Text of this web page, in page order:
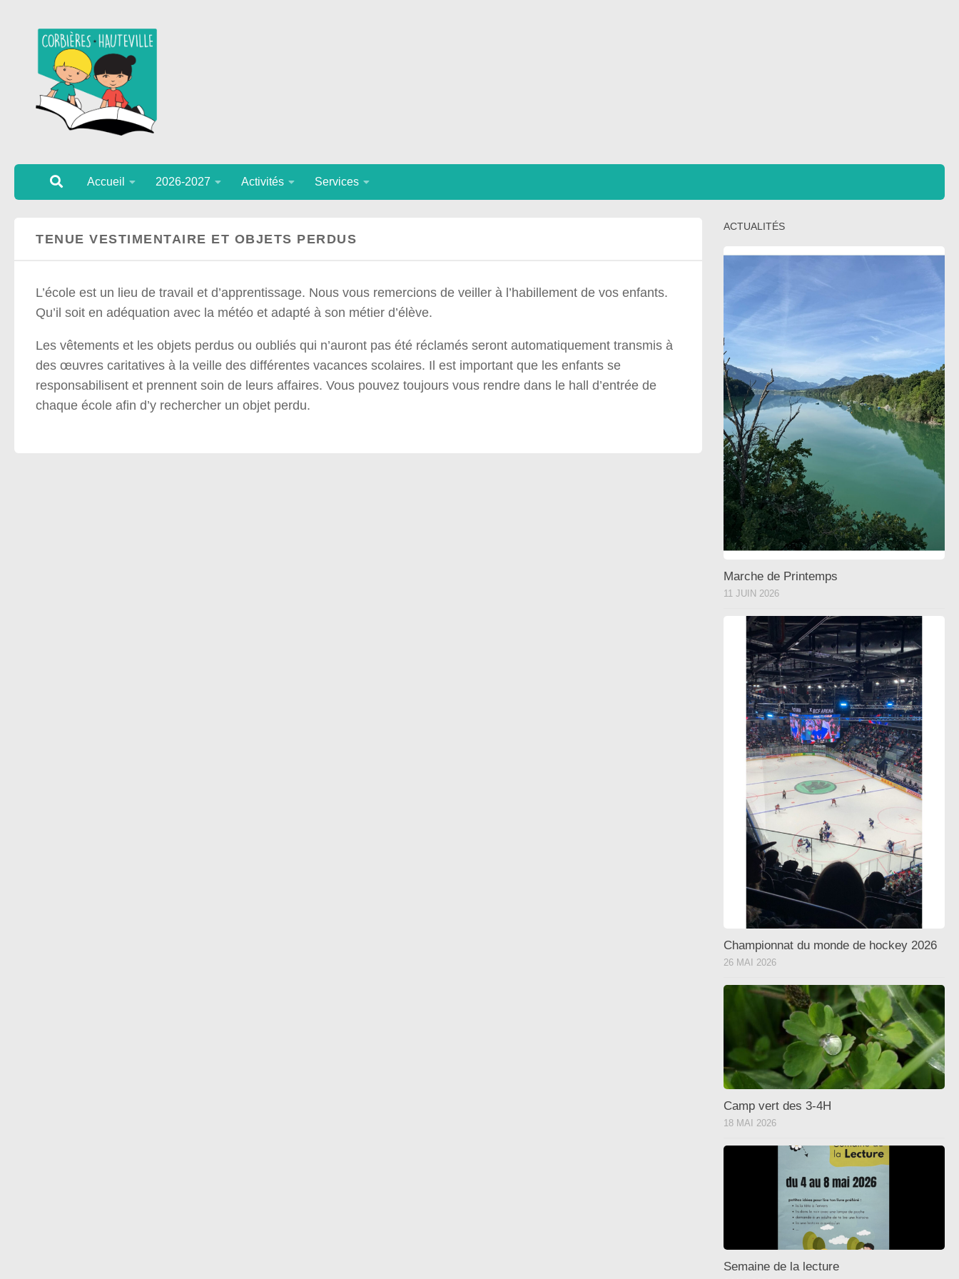
Accueil 2026-2027 Activités Services
TENUE VESTIMENTAIRE ET OBJETS PERDUS
L’école est un lieu de travail et d’apprentissage. Nous vous remercions de veiller à l’habillement de vos enfants.
Qu’il soit en adéquation avec la météo et adapté à son métier d’élève.
Les vêtements et les objets perdus ou oubliés qui n’auront pas été réclamés seront automatiquement transmis à
des œuvres caritatives à la veille des différentes vacances scolaires. Il est important que les enfants se
responsabilisent et prennent soin de leurs affaires. Vous pouvez toujours vous rendre dans le hall d’entrée de
chaque école afin d’y rechercher un objet perdu.
ACTUALITÉS
Marche de Printemps
11 JUIN 2026
Championnat du monde de hockey 2026
26 MAI 2026
Camp vert des 3-4H
18 MAI 2026
Semaine de la lecture